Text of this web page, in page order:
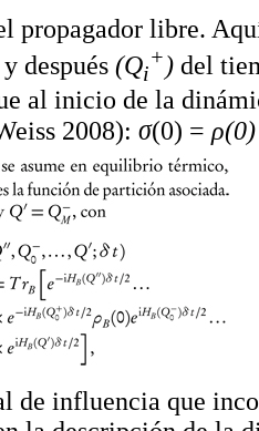
propagador libre.
después (Qi
+) del
al inicio de la
2008): σ(0) = ρ
de influencia que